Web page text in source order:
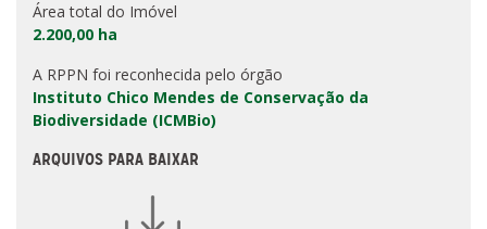
Área total do Imóvel
2.200,00 ha
A RPPN foi reconhecida pelo órgão
Instituto Chico Mendes de Conservação da
Biodiversidade (ICMBio)
ARQUIVOS PARA BAIXAR